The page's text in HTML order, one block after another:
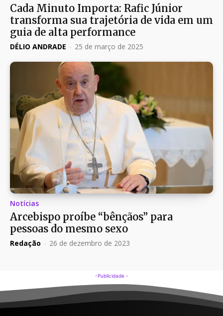
Cada Minuto Importa: Rafic Júnior
transforma sua trajetória de vida em um
guia de alta performance
DÉLIO ANDRADE - 25 de março de 2025
Notícias
Arcebispo proíbe “bênçãos” para
pessoas do mesmo sexo
Redação - 26 de dezembro de 2023
-Publicidade -